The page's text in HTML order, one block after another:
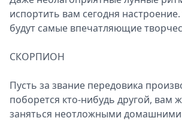
испортить вам сегодня
будут самые впечатляющие
СКОРПИОН
Пусть за звание передовика
поборется кто-нибудь другой, вам
заняться неотложными